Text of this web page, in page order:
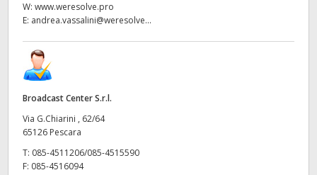
W: www.weresolve.pro
E: andrea.vassalini@weresolve...
Broadcast Center S.r.l.
Via G.Chiarini , 62/64
65126 Pescara
T: 085-4511206/085-4515590
F: 085-4516094